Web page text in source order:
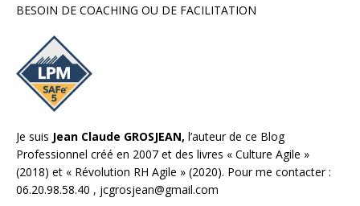
BESOIN DE COACHING OU DE FACILITATION
Je suis Jean Claude GROSJEAN, l’auteur de ce Blog
Professionnel créé en 2007 et des livres « Culture Agile »
(2018) et « Révolution RH Agile » (2020). Pour me contacter :
06.20.98.58.40 , jcgrosjean@gmail.com